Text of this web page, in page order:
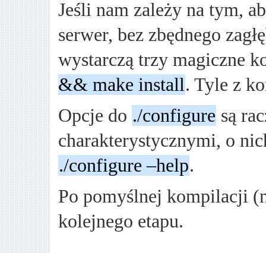
Jeśli nam zależy na tym,
serwer, bez zbędnego
wystarczą trzy magiczne
&& make install. Tyle z
Opcje do ./configure są
charakterystycznymi, o
./configure –help.
Po pomyślnej kompilacji
kolejnego etapu.